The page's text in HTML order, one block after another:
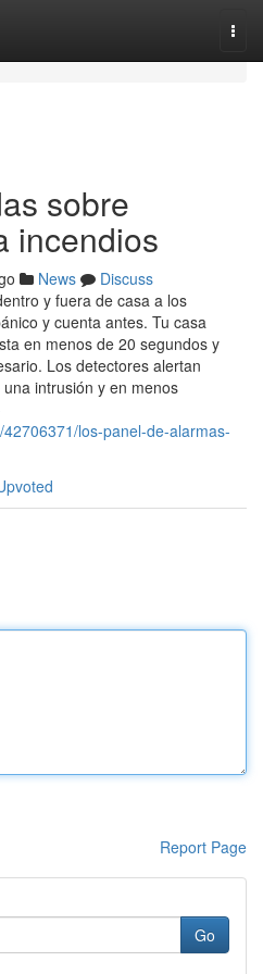
sobre
incendios
News
Discuss
y fuera de casa a los
y cuenta antes. Tu casa
en menos de 20 segundos y
Los detectores alertan
intrusión y en menos
los-panel-de-alarmas-
Report Page
Go